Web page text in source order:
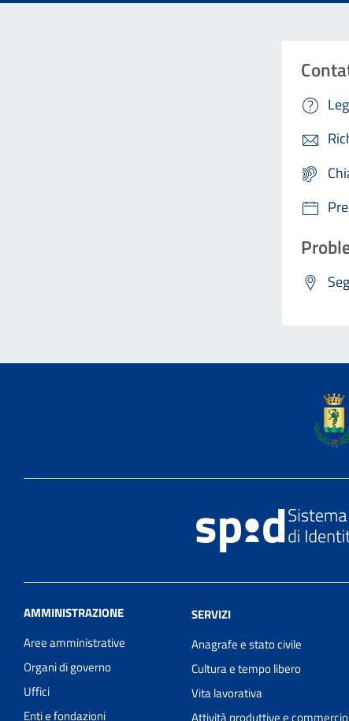
AMMINISTRAZIONE
Aree amministrative
Organi di governo
Uffici
Enti e fondazioni
SERVIZI
Anagrafe e stato civile
Cultura e tempo libero
Vita lavorativa